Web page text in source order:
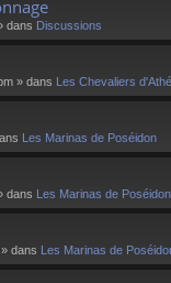
dans Discussions
» dans Les Chevaliers
Les Marinas de Poséidon
dans Les Marinas de Poséidon
» dans Les Marinas de